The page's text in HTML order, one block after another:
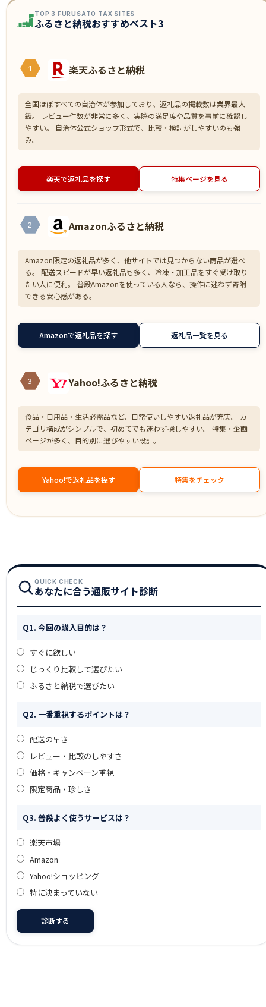
TOP 3 FURUSATO TAX SITES
ふるさと納税おすすめベスト3
1 楽天ふるさと納税
全国ほぼすべての自治体が参加しており、返礼品の掲載数は業界最大
級。 レビュー件数が非常に多く、実際の満足度や品質を事前に確認し
やすい。 自治体公式ショップ形式で、比較・検討がしやすいのも強
み。
楽天で返礼品を探す 特集ページを見る
2 Amazonふるさと納税
Amazon限定の返礼品が多く、他サイトでは見つからない商品が選べ
る。 配送スピードが早い返礼品も多く、冷凍・加工品をすぐ受け取り
たい人に便利。 普段Amazonを使っている人なら、操作に迷わず寄附
できる安心感がある。
Amazonで返礼品を探す 返礼品一覧を見る
3 Yahoo!ふるさと納税
食品・日用品・生活必需品など、日常使いしやすい返礼品が充実。 カ
テゴリ構成がシンプルで、初めてでも迷わず探しやすい。 特集・企画
ページが多く、目的別に選びやすい設計。
Yahoo!で返礼品を探す 特集をチェック
QUICK CHECK
あなたに合う通販サイト診断
Q1. 今回の購入目的は？
すぐに欲しい
じっくり比較して選びたい
ふるさと納税で選びたい
Q2. 一番重視するポイントは？
配送の早さ
レビュー・比較のしやすさ
価格・キャンペーン重視
限定商品・珍しさ
Q3. 普段よく使うサービスは？
楽天市場
Amazon
Yahoo!ショッピング
特に決まっていない
診断する